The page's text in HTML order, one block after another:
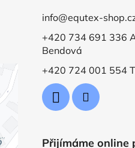
info@equtex-
+420 734 691 336
Bendová
+420 724 001 554
Přijímáme online